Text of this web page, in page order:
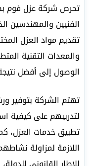
تحرص شركة عزل فوم
الفنيين والمهندسين
تقديم مواد العزل
والمعدات التقنية
الوصول إلى أفضل
تهتم الشركة بتوفير
لتدريبهم على كيفية
تطبيق خدمات العزل،
اللازمة لمزاولة